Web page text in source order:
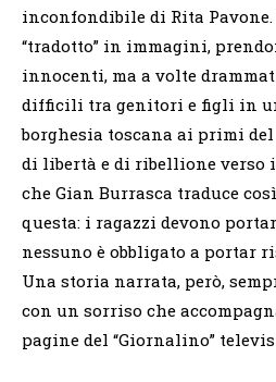
inconfondibile di Rita
“tradotto” in immagini,
innocenti, ma a volte
difficili tra genitori e figli in
borghesia toscana ai primi
di libertà e di ribellione verso
che Gian Burrasca traduce
questa: i ragazzi devono
nessuno è obbligato a portar
Una storia narrata, però,
con un sorriso che
pagine del “Giornalino”